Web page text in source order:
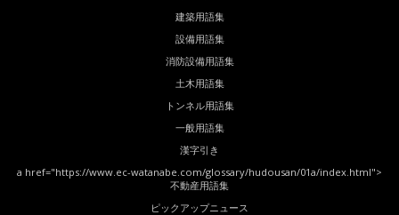
建築用語集
設備用語集
消防設備用語集
土木用語集
トンネル用語集
一般用語集
漢字引き
a href="https://www.ec-watanabe.com/glossary/hudousan/01a/index.html">
不動産用語集
ピックアップニュース